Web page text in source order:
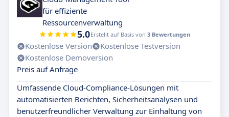
für effiziente
Ressourcenverwaltung
5.0Erstellt auf Basis von 3 Bewertungen
Kostenlose Version
Kostenlose Testversion
Kostenlose Demoversion
Preis auf Anfrage
Umfassende Cloud-Compliance-Lösungen mit
automatisierten Berichten, Sicherheitsanalysen und
benutzerfreundlicher Verwaltung zur Einhaltung von